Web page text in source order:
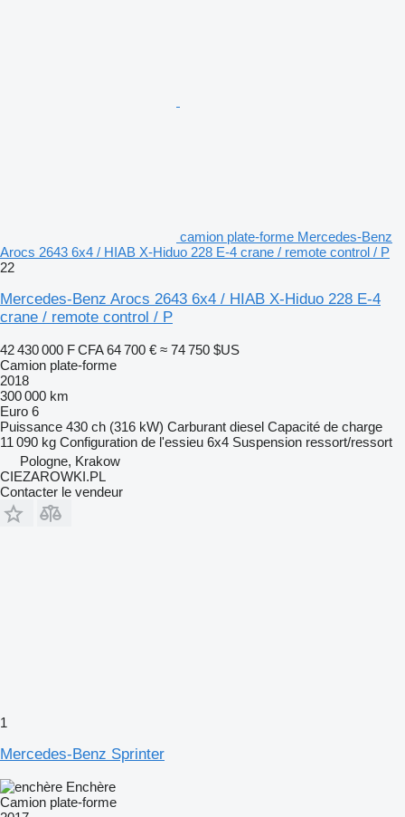
camion plate-forme Mercedes-Benz
Arocs 2643 6x4 / HIAB X-Hiduo 228 E-4 crane / remote control / P
22
Mercedes-Benz Arocs 2643 6x4 / HIAB X-Hiduo 228 E-4
crane / remote control / P
42 430 000 F CFA 64 700 € ≈ 74 750 $US
Camion plate-forme
2018
300 000 km
Euro 6
Puissance 430 ch (316 kW) Carburant diesel Capacité de charge
11 090 kg Configuration de l'essieu 6x4 Suspension ressort/ressort
Pologne, Krakow
CIEZAROWKI.PL
Contacter le vendeur
1
Mercedes-Benz Sprinter
Enchère
Camion plate-forme